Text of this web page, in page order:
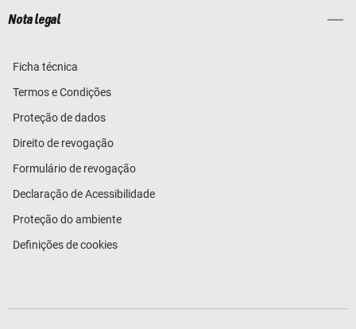
Nota legal
Ficha técnica
Termos e Condições
Proteção de dados
Direito de revogação
Formulário de revogação
Declaração de Acessibilidade
Proteção do ambiente
Definições de cookies